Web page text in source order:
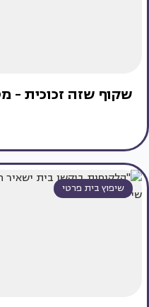
שקוף שזה זכוכית -
שיפוץ בית פרטי